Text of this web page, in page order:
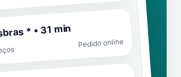
* • 31 min
Pedido online